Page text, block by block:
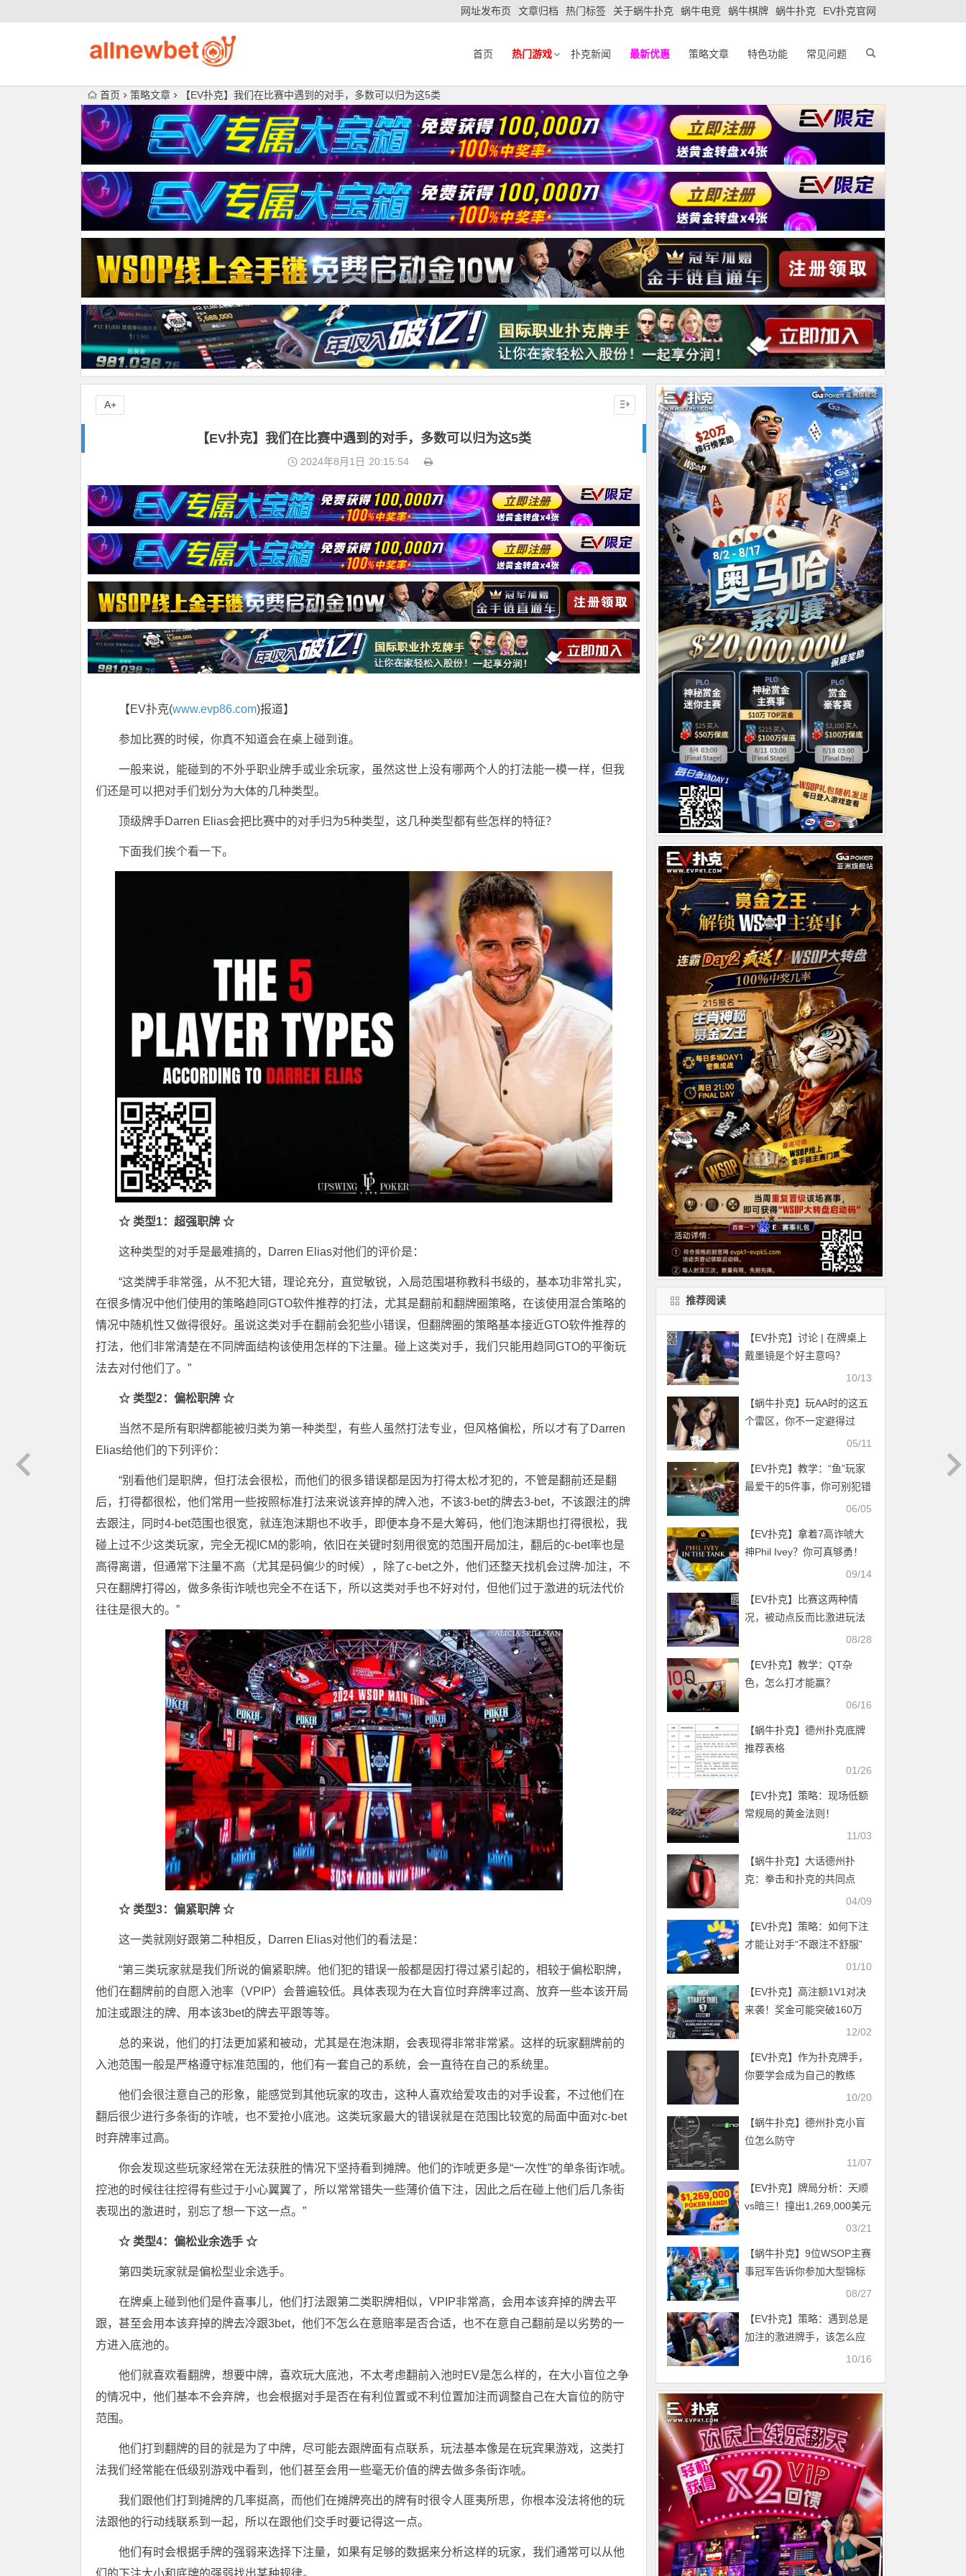
网址发布页 文章归档 热门标签 关于蜗牛扑克 蜗牛电竞 蜗牛棋牌 蜗牛扑克 EV扑克官网
首页 热门游戏 扑克新闻 最新优惠 策略文章 特色功能 常见问题
首页 策略文章 【EV扑克】我们在比赛中遇到的对手，多数可以归为这5类
【EV扑克】我们在比赛中遇到的对手，多数可以归为这5类
2024年8月1日 20:15:54
【EV扑克(www.evp86.com)报道】
参加比赛的时候，你真不知道会在桌上碰到谁。
一般来说，能碰到的不外乎职业牌手或业余玩家，虽然这世上没有哪两个人的打法能一模一样，但我
们还是可以把对手们划分为大体的几种类型。
顶级牌手Darren Elias会把比赛中的对手归为5种类型，这几种类型都有些怎样的特征？
下面我们挨个看一下。
☆ 类型1：超强职牌 ☆
这种类型的对手是最难搞的，Darren Elias对他们的评价是：
“这类牌手非常强，从不犯大错，理论充分，直觉敏锐，入局范围堪称教科书级的，基本功非常扎实，
在很多情况中他们使用的策略趋同GTO软件推荐的打法，尤其是翻前和翻牌圈策略，在该使用混合策略的
情况中随机性又做得很好。虽说这类对手在翻前会犯些小错误，但翻牌圈的策略基本接近GTO软件推荐的
打法，他们非常清楚在不同牌面结构该使用怎样的下注量。碰上这类对手，我们只能用趋同GTO的平衡玩
法去对付他们了。”
☆ 类型2：偏松职牌 ☆
当然不是所有职牌都能被归类为第一种类型，有些人虽然打法专业，但风格偏松，所以才有了Darren
Elias给他们的下列评价：
“别看他们是职牌，但打法会很松，而他们的很多错误都是因为打得太松才犯的，不管是翻前还是翻
后，打得都很松，他们常用一些按照标准打法来说该弃掉的牌入池，不该3-bet的牌去3-bet，不该跟注的牌
去跟注，同时4-bet范围也很宽，就连泡沫期也不收手，即便本身不是大筹码，他们泡沫期也打得很松，我
碰上过不少这类玩家，完全无视ICM的影响，依旧在关键时刻用很宽的范围开局加注，翻后的c-bet率也是
高得离谱，但通常下注量不高（尤其是码偏少的时候），除了c-bet之外，他们还整天找机会过牌-加注，不
只在翻牌打得凶，做多条街诈唬也完全不在话下，所以这类对手也不好对付，但他们过于激进的玩法代价
往往是很大的。”
☆ 类型3：偏紧职牌 ☆
这一类就刚好跟第二种相反，Darren Elias对他们的看法是：
“第三类玩家就是我们所说的偏紧职牌。他们犯的错误一般都是因打得过紧引起的，相较于偏松职牌，
他们在翻牌前的自愿入池率（VPIP）会普遍较低。具体表现为在大盲位时弃牌率过高、放弃一些本该开局
加注或跟注的牌、用本该3bet的牌去平跟等等。
总的来说，他们的打法更加紧和被动，尤其是在泡沫期，会表现得非常非常紧。这样的玩家翻牌前的
入池范围一般是严格遵守标准范围的，他们有一套自己的系统，会一直待在自己的系统里。
他们会很注意自己的形象，能感觉到其他玩家的攻击，这种人喜欢给爱攻击的对手设套，不过他们在
翻后很少进行多条街的诈唬，也不爱抢小底池。这类玩家最大的错误就是在范围比较宽的局面中面对c-bet
时弃牌率过高。
你会发现这些玩家经常在无法获胜的情况下坚持看到摊牌。他们的诈唬更多是“一次性”的单条街诈唬。
控池的时候往往控得有些过于小心翼翼了，所以常常错失一些薄价值下注，因此之后在碰上他们后几条街
表现出的激进时，别忘了想一下这一点。”
☆ 类型4：偏松业余选手 ☆
第四类玩家就是偏松型业余选手。
在牌桌上碰到他们是件喜事儿，他们打法跟第二类职牌相似，VPIP非常高，会用本该弃掉的牌去平
跟，甚至会用本该弃掉的牌去冷跟3bet，他们不怎么在意赔率是否合适，也不在意自己翻前是以劣势的一
方进入底池的。
他们就喜欢看翻牌，想要中牌，喜欢玩大底池，不太考虑翻前入池时EV是怎么样的，在大小盲位之争
的情况中，他们基本不会弃牌，也会根据对手是否在有利位置或不利位置加注而调整自己在大盲位的防守
范围。
他们打到翻牌的目的就是为了中牌，尽可能去跟牌面有点联系，玩法基本像是在玩宾果游戏，这类打
法我们经常能在低级别游戏中看到，他们甚至会用一些毫无价值的牌去做多条街诈唬。
我们跟他们打到摊牌的几率挺高，而他们在摊牌亮出的牌有时很令人匪夷所思，你根本没法将他的玩
法跟他的行动线联系到一起，所以在跟他们交手时要记得这一点。
他们有时会根据手牌的强弱来选择下注量，如果有足够的数据来分析这样的玩家，我们通常可以从他
A+
推荐阅读
【EV扑克】讨论 | 在牌桌上
戴墨镜是个好主意吗？
10/13
【蜗牛扑克】玩AA时的这五
个雷区，你不一定避得过
05/11
【EV扑克】教学：“鱼”玩家
最爱干的5件事，你可别犯错
06/05
【EV扑克】拿着7高诈唬大
神Phil Ivey？你可真够勇！
09/14
【EV扑克】比赛这两种情
况，被动点反而比激进玩法
08/28
【EV扑克】教学：QT杂
色，怎么打才能赢？
06/16
【蜗牛扑克】德州扑克底牌
推荐表格
01/26
【EV扑克】策略：现场低额
常规局的黄金法则！
11/03
【蜗牛扑克】大话德州扑
克：拳击和扑克的共同点
04/09
【EV扑克】策略：如何下注
才能让对手“不跟注不舒服”
01/10
【EV扑克】高注额1V1对决
来袭！奖金可能突破160万
12/02
【EV扑克】作为扑克牌手，
你要学会成为自己的教练
10/20
【蜗牛扑克】德州扑克小盲
位怎么防守
11/07
【EV扑克】牌局分析：天顺
vs暗三！撞出1,269,000美元
03/21
【蜗牛扑克】9位WSOP主赛
事冠军告诉你参加大型锦标
08/27
【EV扑克】策略：遇到总是
加注的激进牌手，该怎么应
10/16